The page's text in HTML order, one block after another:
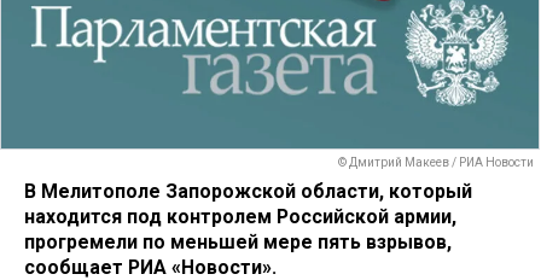
© Дмитрий Макеев / РИА Новости
В Мелитополе Запорожской области, который
находится под контролем Российской армии,
прогремели по меньшей мере пять взрывов,
сообщает РИА «Новости».